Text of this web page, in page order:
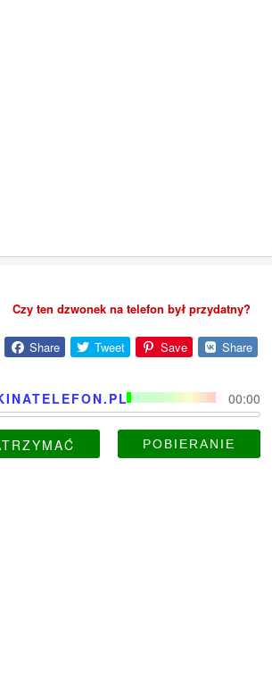
Czy ten dzwonek na telefon był przydatny?
Share Tweet Save Share
00:00